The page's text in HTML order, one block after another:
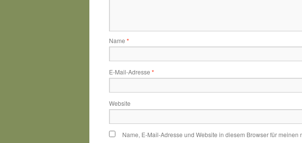
Name *
E-Mail-Adresse *
Website
Name, E-Mail-Adresse und Website in diesem Browser für meinen